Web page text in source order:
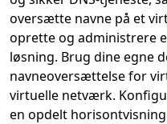
oversætte navne på et
oprette og administrere
løsning. Brug dine egne
navneoversættelse for
virtuelle netværk.
en opdelt